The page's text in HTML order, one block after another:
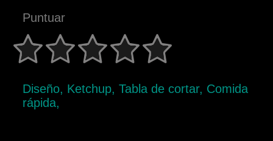
Puntuar
Diseño, Ketchup, Tabla de cortar, Comida
rápida,